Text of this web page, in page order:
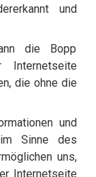
und
die Bopp
Internetseite
die ohne die
und
Sinne des
uns,
Internetseite